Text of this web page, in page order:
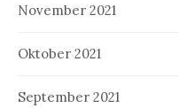
November 2021
Oktober 2021
September 2021